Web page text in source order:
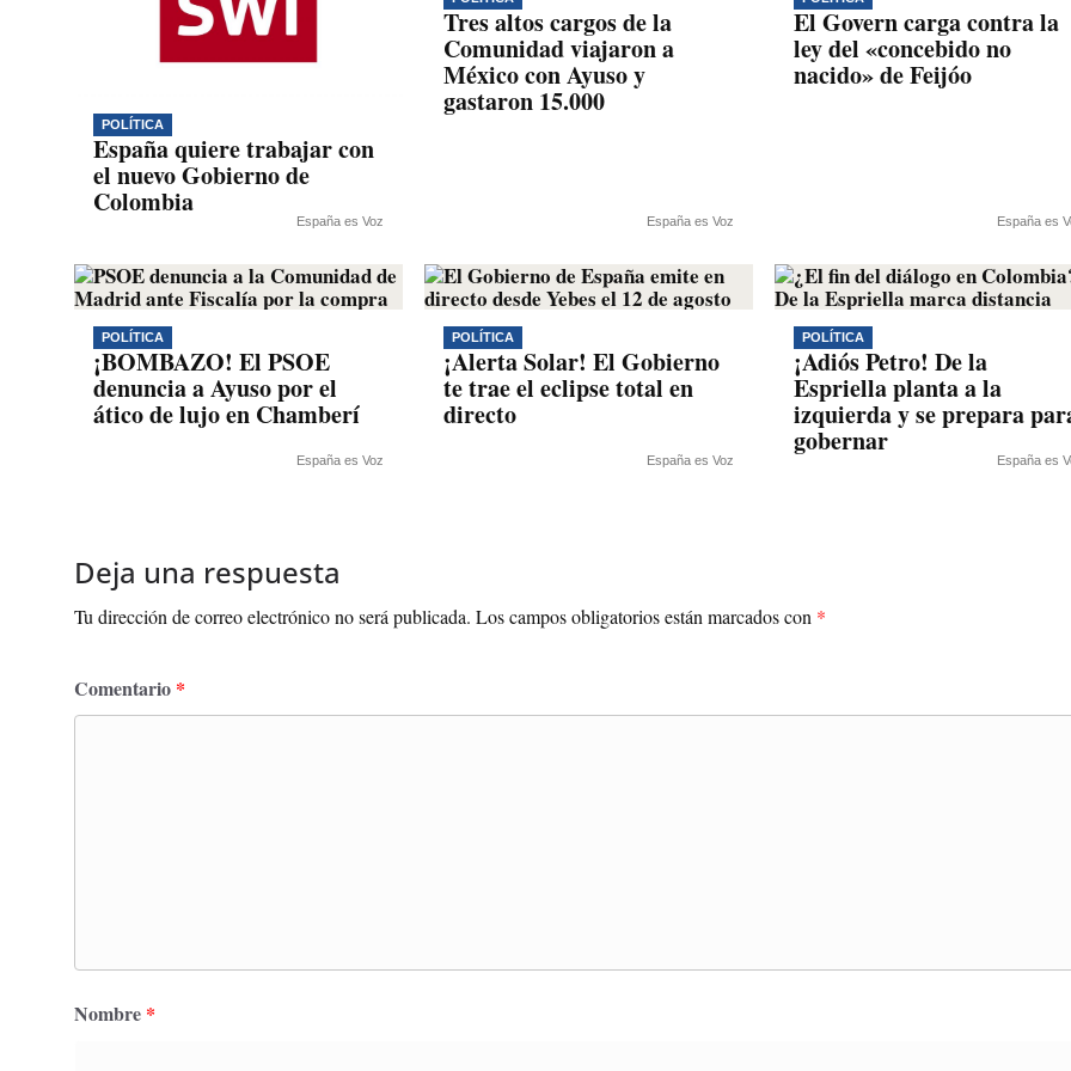
POLÍTICA
España quiere trabajar con
el nuevo Gobierno de
Colombia
España es Voz
Tres altos cargos de la
Comunidad viajaron a
México con Ayuso y
gastaron 15.000
España es Voz
El Govern carga contra la
ley del «concebido no
nacido» de Feijóo
España es
POLÍTICA
¡BOMBAZO! El PSOE
denuncia a Ayuso por el
ático de lujo en Chamberí
España es Voz
POLÍTICA
¡Alerta Solar! El Gobierno
te trae el eclipse total en
directo
España es Voz
POLÍTICA
¡Adiós Petro! De la
Espriella planta a la
izquierda y se prepara
gobernar
España es
Deja una respuesta
Tu dirección de correo electrónico no será publicada. Los campos obligatorios están marcados con *
Comentario *
Nombre *